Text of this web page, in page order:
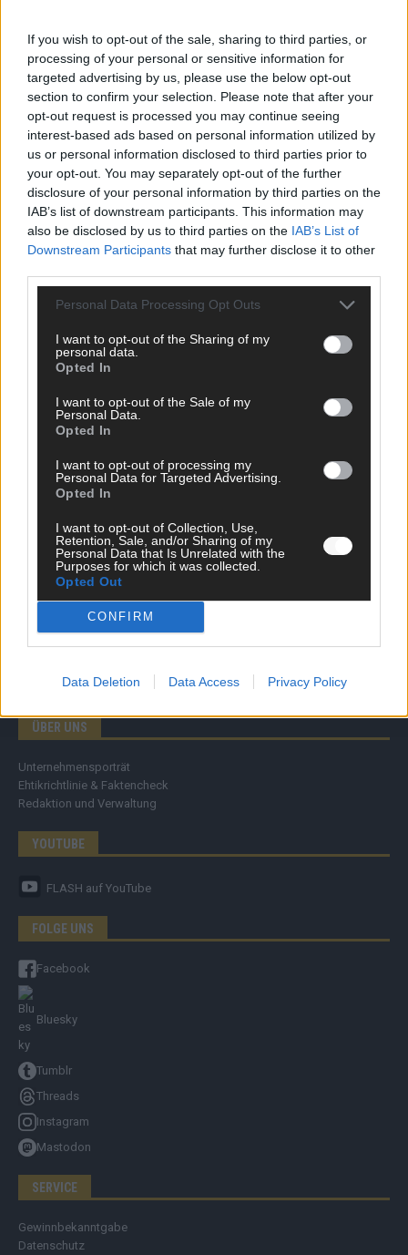
If you wish to opt-out of the sale, sharing to third parties, or
processing of your personal or sensitive information for
targeted advertising by us, please use the below opt-out
section to confirm your selection. Please note that after your
opt-out request is processed you may continue seeing
interest-based ads based on personal information utilized by
us or personal information disclosed to third parties prior to
your opt-out. You may separately opt-out of the further
disclosure of your personal information by third parties on the
IAB’s list of downstream participants. This information may
also be disclosed by us to third parties on the IAB’s List of
Downstream Participants that may further disclose it to other
Personal Data Processing Opt Outs
I want to opt-out of the Sharing of my
personal data.
Opted In
I want to opt-out of the Sale of my
Personal Data.
Opted In
I want to opt-out of processing my
Personal Data for Targeted Advertising.
Opted In
I want to opt-out of Collection, Use,
Retention, Sale, and/or Sharing of my
Personal Data that Is Unrelated with the
Purposes for which it was collected.
Opted Out
CONFIRM
Data Deletion Data Access Privacy Policy
SCHNELL ZUM RESSORT
Wirtschaft
Wissen
Kommentar
Eurovision
FLASH – DAS VIDEOPORTAL
ÜBER UNS
Unternehmensporträt
Ehtikrichtlinie & Faktencheck
Redaktion und Verwaltung
YOUTUBE
FLASH auf YouTube
FOLGE UNS
Facebook
Bluesky
Tumblr
Threads
Instagram
Mastodon
SERVICE
Gewinnbekanntgabe
Datenschutz